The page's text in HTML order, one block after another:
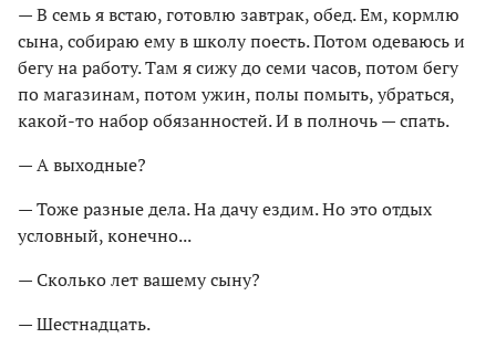
— В семь я встаю, готовлю завтрак, обед. Ем, кормлю
сына, собираю ему в школу поесть. Потом одеваюсь и
бегу на работу. Там я сижу до семи часов, потом бегу
по магазинам, потом ужин, полы помыть, убраться,
какой-то набор обязанностей. И в полночь — спать.
— А выходные?
— Тоже разные дела. На дачу ездим. Но это отдых
условный, конечно...
— Сколько лет вашему сыну?
— Шестнадцать.